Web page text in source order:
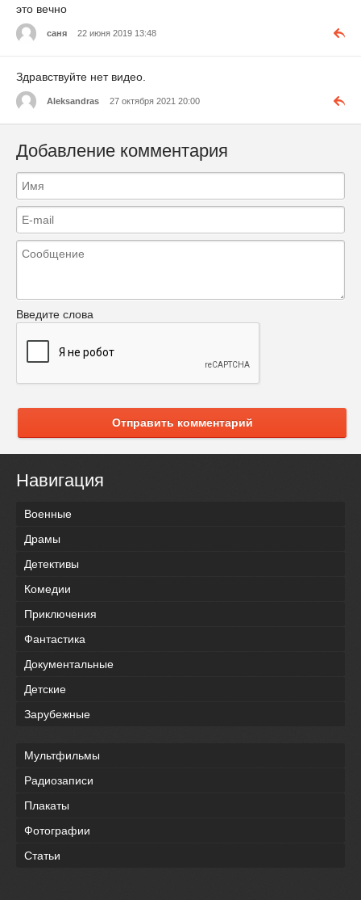
это вечно
саня 22 июня 2019 13:48
Здравствуйте нет видео.
Aleksandras 27 октября 2021 20:00
Добавление комментария
Введите слова
Отправить комментарий
Навигация
Военные
Драмы
Детективы
Комедии
Приключения
Фантастика
Документальные
Детские
Зарубежные
Мультфильмы
Радиозаписи
Плакаты
Фотографии
Статьи